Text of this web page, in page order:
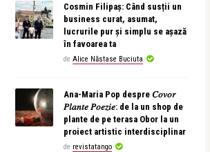
Cosmin Filipaș: Când susții un
business curat, asumat,
lucrurile pur și simplu se așază
în favoarea ta
de Alice Năstase Buciuta
Ana-Maria Pop despre 𝐶𝑜𝑣𝑜𝑟
𝑃𝑙𝑎𝑛𝑡𝑒 𝑃𝑜𝑒𝑧𝑖𝑒: de la un shop de
plante de pe terasa Obor la un
proiect artistic interdisciplinar
de revistatango